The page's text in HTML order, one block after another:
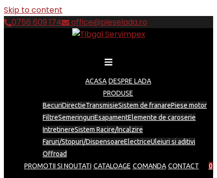
Skip to content
0756 609 174
office@pieselada.ro
ACASA DESPRE LADA
PRODUSE
BecuriDirectieTransmisieSistem de franarePiese motor
FiltreSemeringuriEsapamentElemente de caroserie
IntretinereSistem Racire/Incalzire
Faruri/Stopuri/DispensoareElectriceUleiuri si aditivi
Offroad
PROMOTII SI NOUTATI CATALOAGE COMANDA CONTACT 0